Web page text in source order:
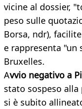
vicine al dossier,
peso sulle
Borsa, ndr),
e rappresenta "un
Bruxelles.
Avvio negativo a
stato sospeso
si è subito